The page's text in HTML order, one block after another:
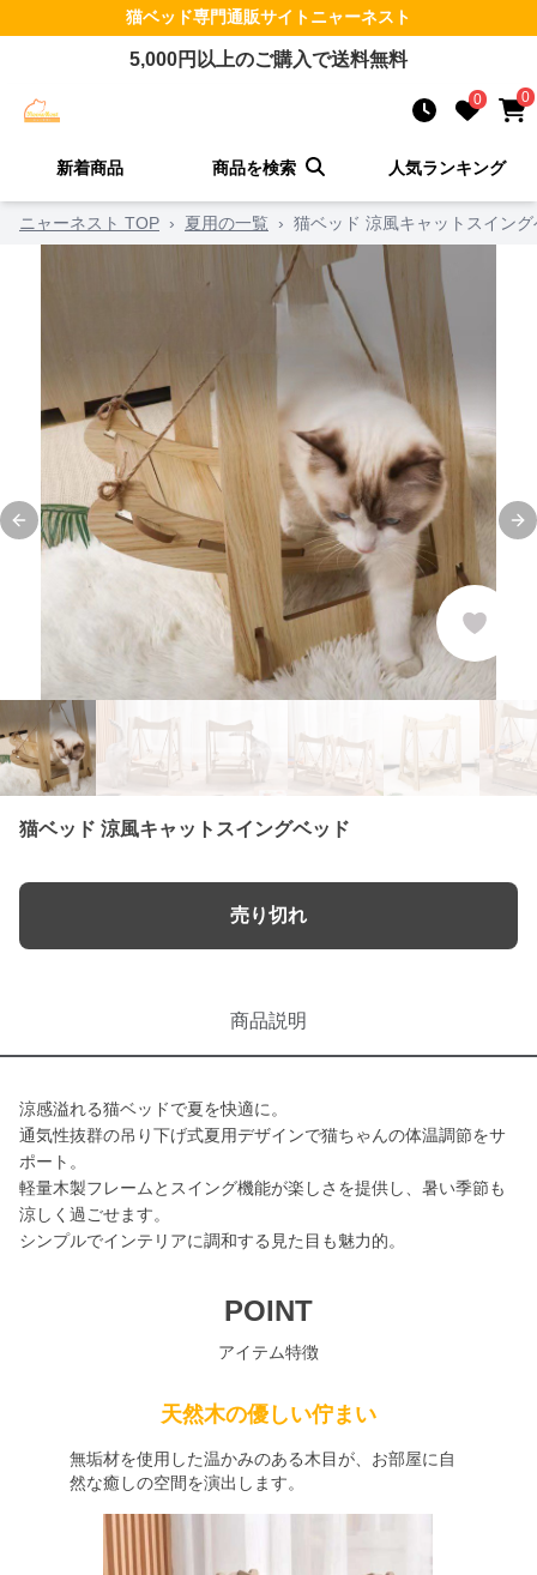
猫ベッド専門通販サイトニャーネスト
5,000円以上のご購入で送料無料
0 0
新着商品 商品を検索 人気ランキング
ニャーネスト TOP › 夏用の一覧 › 猫ベッド 涼風キャットスイン
Previous slide
猫ベッド 涼風キャットスイングベッド
売り切れ
商品説明
涼感溢れる猫ベッドで夏を快適に。
通気性抜群の吊り下げ式夏用デザインで猫ちゃんの体温調節をサ
ポート。
軽量木製フレームとスイング機能が楽しさを提供し、暑い季節も
涼しく過ごせます。
シンプルでインテリアに調和する見た目も魅力的。
POINT
アイテム特徴
天然木の優しい佇まい
無垢材を使用した温かみのある木目が、お部屋に自
然な癒しの空間を演出します。